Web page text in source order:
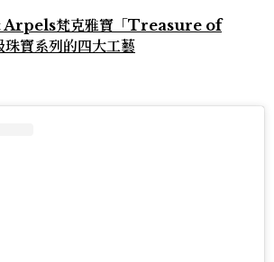
梵克雅寶「Treasure of
寶系列的四大工藝